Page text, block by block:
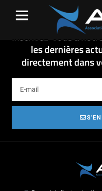
Ardennes Cup
Inscrivez-vous à
les dernières
directement dans